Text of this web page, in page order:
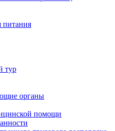
питания
тур
органы
помощи